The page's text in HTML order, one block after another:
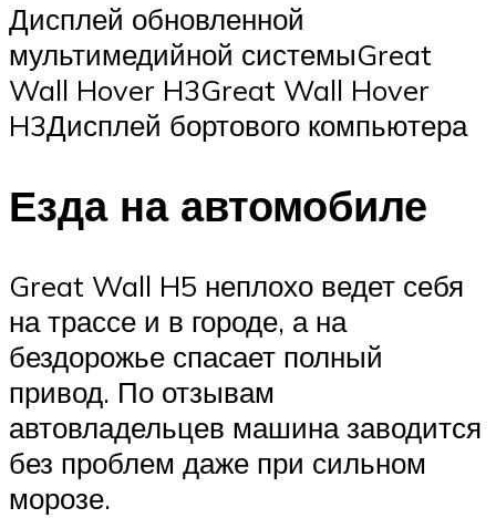
Дисплей обновленной
мультимедийной системыGreat
Wall Hover H3Great Wall Hover
H3Дисплей бортового компьютера
Езда на автомобиле
Great Wall H5 неплохо ведет себя
на трассе и в городе, а на
бездорожье спасает полный
привод. По отзывам
автовладельцев машина заводится
без проблем даже при сильном
морозе.